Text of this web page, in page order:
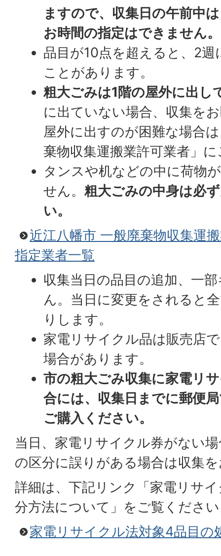
ますので、収集日の午前中
お時間の指定はできません。
品目が10点を超えると、2
ことがあります。
粗大ごみは1階の屋外に出し
に出ていない場合、収集を
屋外に出すのが困難な場合
棄物収集運搬業許可業者」
タンスや机などの中に荷物
せん。粗大ごみの中身は必
い。
近江八幡市 一般廃棄物収集運
指定業者一覧
収集当日の品目の追加、一
ん。当日に変更をされると
りします。
家電リサイクル品は販売店
場合があります。
市の粗大ごみ収集に家電リ
合には、収集日までに郵便
ご購入ください。
当日、家電リサイクル券がない
の区分に誤りがある場合は収集
詳細は、下記リンク「家電リサ
分方法について」をご覧くださ
家電リサイクル法対象4品目の